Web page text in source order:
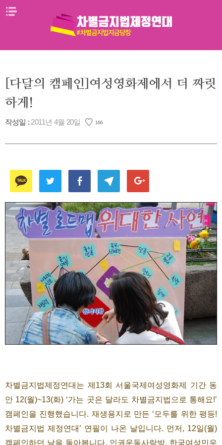
Skip
[다달의 캠페인]여성영화제에서 더 짜릿
하게!
작성일 : 2011년 4월 20일 166
차별금지법제정연대는 제13회 서울국제여성영화제 기간 동
안 12(월)~13(화) ‘가는 곳은 달라도 차별금지법으로 통해요!’
캠페인을 진행했습니다. 재생용지로 만든 ‘모두를 위한 평등!
차별금지법 제정연대’ 연필이 나온 날입니다. 먼저, 12일(월)
캠페인하던 날을 돌아봅니다. 인권운동사랑방, 한국여성민우